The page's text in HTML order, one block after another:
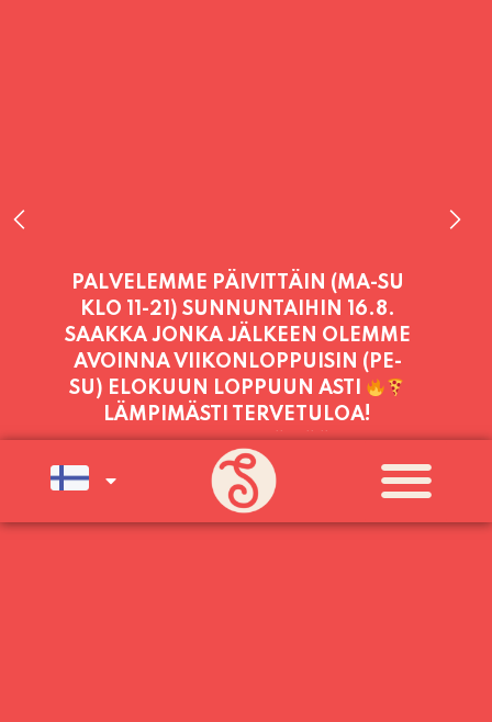
PALVELEMME TÄNÄÄN:
LAUANTAI11:00 - 21:00
PALVELEMME PÄIVITTÄIN (MA-SU
KLO 11-21) SUNNUNTAIHIN 16.8.
SAAKKA JONKA JÄLKEEN OLEMME
AVOINNA VIIKONLOPPUISIN (PE-
SU) ELOKUUN LOPPUUN ASTI
LÄMPIMÄSTI TERVETULOA!